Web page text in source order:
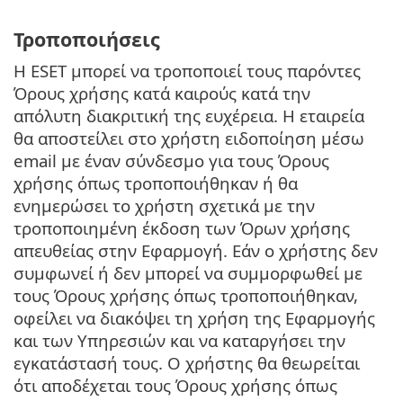
Τροποποιήσεις
Η ESET μπορεί να τροποποιεί τους παρόντες
Όρους χρήσης κατά καιρούς κατά την
απόλυτη διακριτική της ευχέρεια. Η εταιρεία
θα αποστείλει στο χρήστη ειδοποίηση μέσω
email με έναν σύνδεσμο για τους Όρους
χρήσης όπως τροποποιήθηκαν ή θα
ενημερώσει το χρήστη σχετικά με την
τροποποιημένη έκδοση των Όρων χρήσης
απευθείας στην Εφαρμογή. Εάν ο χρήστης δεν
συμφωνεί ή δεν μπορεί να συμμορφωθεί με
τους Όρους χρήσης όπως τροποποιήθηκαν,
οφείλει να διακόψει τη χρήση της Εφαρμογής
και των Υπηρεσιών και να καταργήσει την
εγκατάστασή τους. Ο χρήστης θα θεωρείται
ότι αποδέχεται τους Όρους χρήσης όπως